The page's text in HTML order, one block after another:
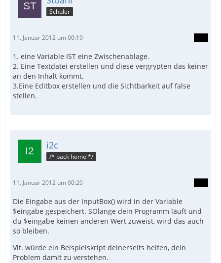
Schüler
11. Januar 2012 um 00:19
1. eine Variable IST eine Zwischenablage.
2. Eine Textdatei erstellen und diese vergrypten das keiner
an den Inhalt kommt.
3.Eine Editbox erstellen und die Sichtbarkeit auf false
stellen.
i2c
/* back home */
11. Januar 2012 um 00:20
Die Eingabe aus der InputBox() wird in der Variable
$eingabe gespeichert. SOlange dein Programm läuft und
du $eingabe keinen anderen Wert zuweist, wird das auch
so bleiben.
Vlt. würde ein Beispielskript deinerseits helfen, dein
Problem damit zu verstehen.